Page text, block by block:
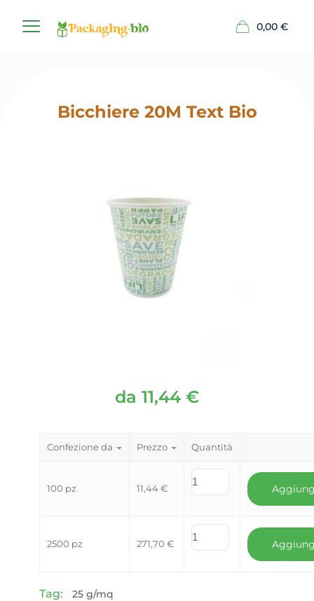
0,00 €
Bicchiere 20M Text Bio
da 11,44 €
Confezione da Prezzo Quantità
100 pz 11,44€
2500 pz 271,70 €
Tag:
25 g/mq